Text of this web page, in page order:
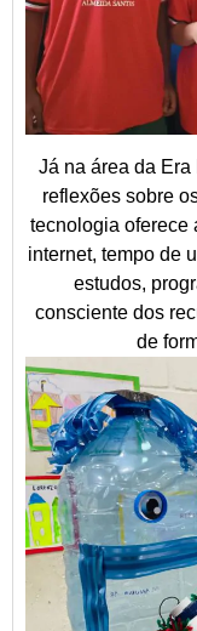
Já na área da
reflexões sobre
tecnologia oferece
internet, tempo de
estudos,
consciente dos
de